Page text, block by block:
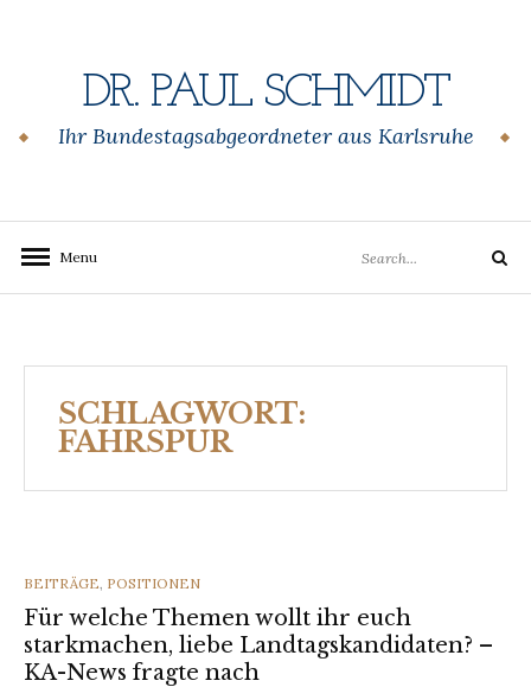
DR. PAUL SCHMIDT
Ihr Bundestagsabgeordneter aus Karlsruhe
Menu
for:
Search
SCHLAGWORT:
FAHRSPUR
CATEGORIES
BEITRÄGE, POSITIONEN
Für welche Themen wollt ihr euch
starkmachen, liebe Landtagskandidaten? –
KA-News fragte nach